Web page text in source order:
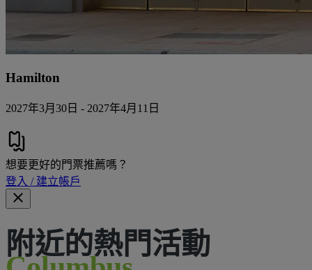
Hamilton
2027年3月30日 - 2027年4月11日
想要更好的門票推薦嗎？
登入 / 建立帳戶
附近的熱門活動